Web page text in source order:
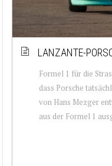
LANZANTE-
Formel 1 für die
dass Porsche
von Hans Mezger
aus der Formel 1